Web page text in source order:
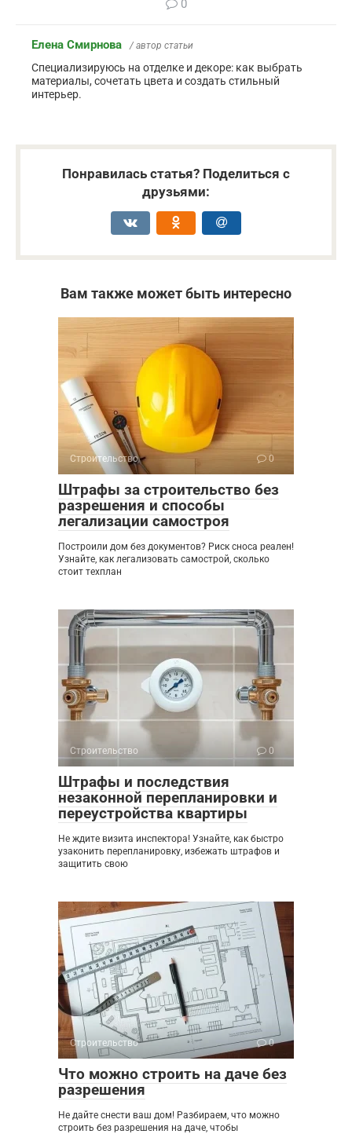
0
Елена Смирнова / автор статьи
Специализируюсь на отделке и декоре: как выбрать
материалы, сочетать цвета и создать стильный
интерьер.
Понравилась статья? Поделиться с
друзьями:
Вам также может быть интересно
Строительство 0
Штрафы за строительство без
разрешения и способы
легализации самостроя
Построили дом без документов? Риск сноса реален!
Узнайте, как легализовать самострой, сколько
стоит техплан
Строительство 0
Штрафы и последствия
незаконной перепланировки и
переустройства квартиры
Не ждите визита инспектора! Узнайте, как быстро
узаконить перепланировку, избежать штрафов и
защитить свою
Строительство 0
Что можно строить на даче без
разрешения
Не дайте снести ваш дом! Разбираем, что можно
строить без разрешения на даче, чтобы